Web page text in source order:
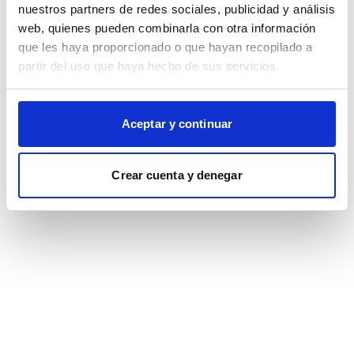
nuestros partners de redes sociales, publicidad y análisis
web, quienes pueden combinarla con otra información
que les haya proporcionado o que hayan recopilado a
partir del uso que haya hecho de sus servicios.
Aceptar y continuar
Crear cuenta y denegar
browser console for more information).